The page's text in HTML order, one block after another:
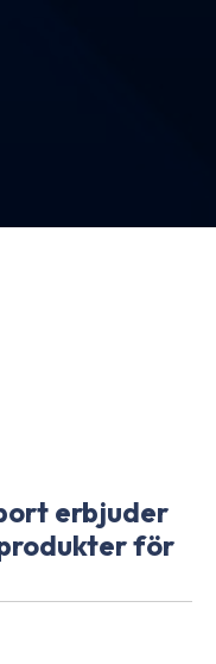
erbjuder
för